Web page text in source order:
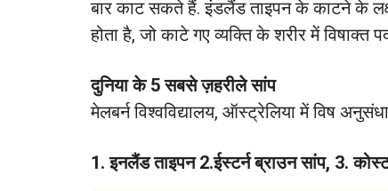
बार काट सकते हैं. इंडलैंड ताइपन के काटने के
होता है, जो काटे गए व्यक्ति के शरीर में विषाक्त
दुनिया के 5 सबसे ज़हरीले सांप
मेलबर्न विश्वविद्यालय, ऑस्ट्रेलिया में विष
1. इनलैंड ताइपन 2.ईस्टर्न ब्राउन सांप, 3.